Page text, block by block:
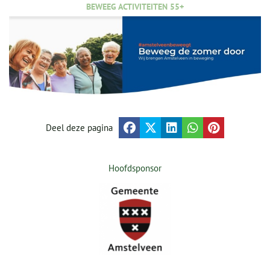
BEWEEG ACTIVITEITEN 55+
Deel deze pagina
Hoofdsponsor